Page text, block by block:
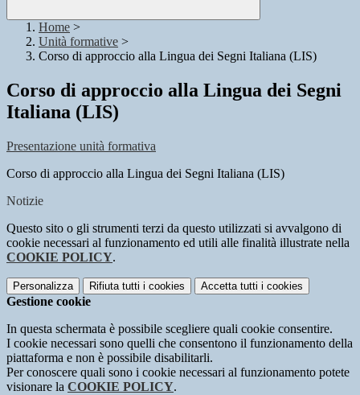
Home >
Unità formative >
Corso di approccio alla Lingua dei Segni Italiana (LIS)
Corso di approccio alla Lingua dei Segni
Italiana (LIS)
Presentazione unità formativa
Corso di approccio alla Lingua dei Segni Italiana (LIS)
Notizie
Questo sito o gli strumenti terzi da questo utilizzati si avvalgono di
cookie necessari al funzionamento ed utili alle finalità illustrate nella
COOKIE POLICY.
Personalizza Rifiuta tutti i cookies Accetta tutti i cookies
Gestione cookie
In questa schermata è possibile scegliere quali cookie consentire.
I cookie necessari sono quelli che consentono il funzionamento della
piattaforma e non è possibile disabilitarli.
Per conoscere quali sono i cookie necessari al funzionamento potete
visionare la COOKIE POLICY.